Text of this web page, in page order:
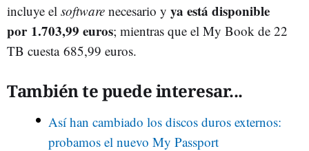
incluye el software necesario y ya está disponible
por 1.703,99 euros; mientras que el My Book de 22
TB cuesta 685,99 euros.
También te puede interesar...
Así han cambiado los discos duros externos:
probamos el nuevo My Passport